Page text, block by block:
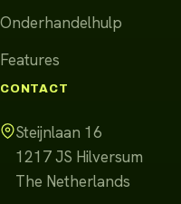
Onderhandelhulp
Features
CONTACT
Steijnlaan 16
1217 JS Hilversum
The Netherlands